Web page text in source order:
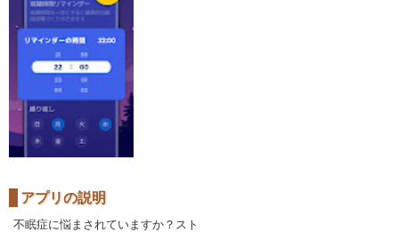
アプリの説明
不眠症に悩まされていますか？スト